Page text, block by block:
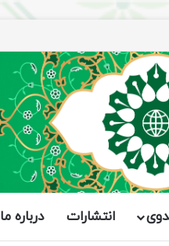
انتشارات درباره ما